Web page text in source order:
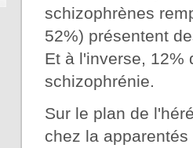
schizophrènes
52%) présentent
Et à l'inverse,
schizophrénie.
Sur le plan de
chez la